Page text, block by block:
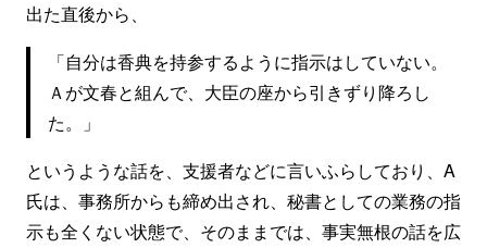
出た直後から、
「自分は香典を持参するように指示はしていない。
Ａが文春と組んで、大臣の座から引きずり降ろし
た。」
というような話を、支援者などに言いふらしており、A
氏は、事務所からも締め出され、秘書としての業務の指
示も全くない状態で、そのままでは、事実無根の話を広